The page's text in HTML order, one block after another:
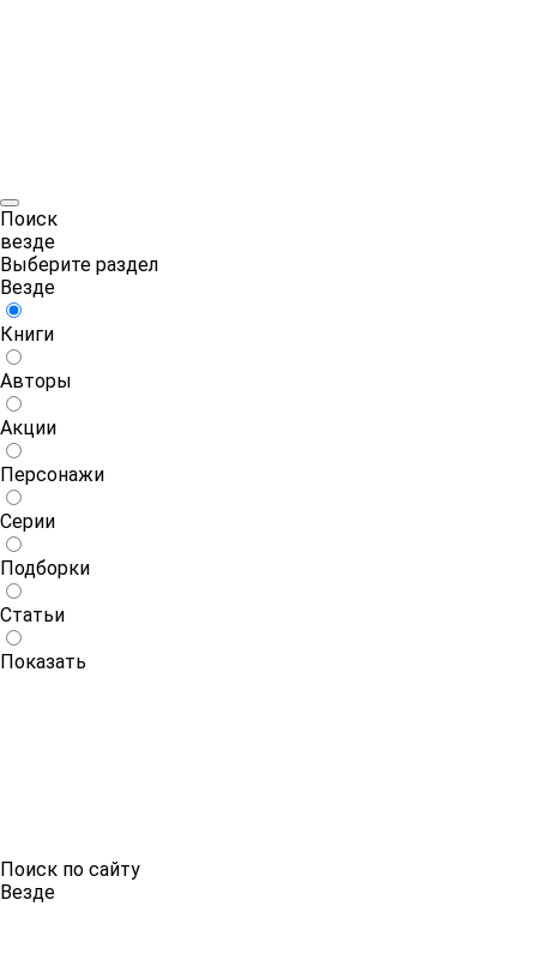
Поиск
везде
Выберите раздел
Везде
Книги
Авторы
Акции
Персонажи
Серии
Подборки
Статьи
Показать
Поиск по сайту
Везде